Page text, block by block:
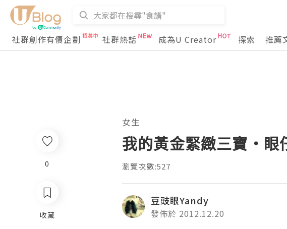
社群創作有價企劃 社群熱話 成為U Creator 探索 推薦
女生
我的黃金緊緻三寶‧眼
瀏覽次數:527
豆豉眼Yandy
發佈於 2012.12.20
0
收藏